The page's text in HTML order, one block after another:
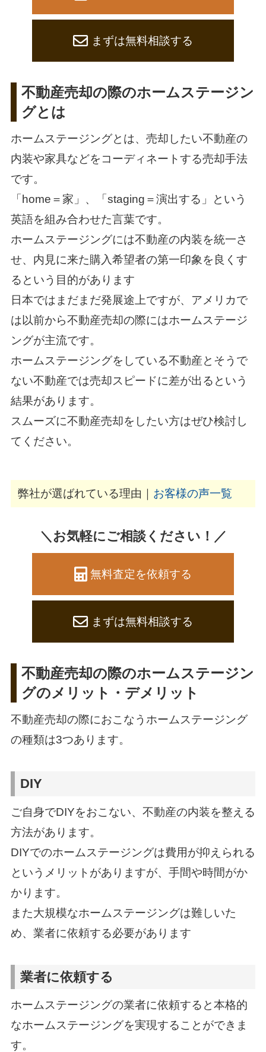
まずは無料相談する
不動産売却の際のホームステージン
グとは
ホームステージングとは、売却したい不動産の
内装や家具などをコーディネートする売却手法
です。
「home＝家」、「staging＝演出する」という
英語を組み合わせた言葉です。
ホームステージングには不動産の内装を統一さ
せ、内見に来た購入希望者の第一印象を良くす
るという目的があります
日本ではまだまだ発展途上ですが、アメリカで
は以前から不動産売却の際にはホームステージ
ングが主流です。
ホームステージングをしている不動産とそうで
ない不動産では売却スピードに差が出るという
結果があります。
スムーズに不動産売却をしたい方はぜひ検討し
てください。
弊社が選ばれている理由｜ お客様の声一覧
＼お気軽にご相談ください！／
無料査定を依頼する
まずは無料相談する
不動産売却の際のホームステージン
グのメリット・デメリット
不動産売却の際におこなうホームステージング
の種類は3つあります。
DIY
ご自身でDIYをおこない、不動産の内装を整える
方法があります。
DIYでのホームステージングは費用が抑えられる
というメリットがありますが、手間や時間がか
かります。
また大規模なホームステージングは難しいた
め、業者に依頼する必要があります
業者に依頼する
ホームステージングの業者に依頼すると本格的
なホームステージングを実現することができま
す。